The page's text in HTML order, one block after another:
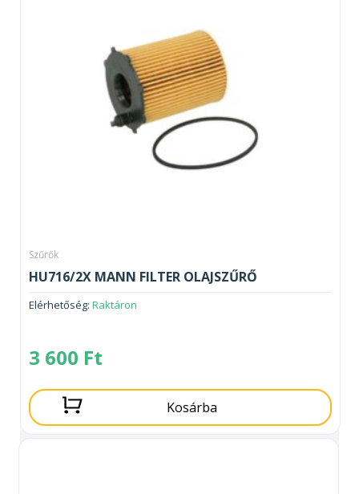
Szűrők
HU716/2X MANN FILTER OLAJSZŰRŐ
Elérhetőség: Raktáron
3 600 Ft
Kosárba